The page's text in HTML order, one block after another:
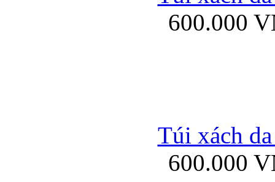
600.000
Túi xách
600.000